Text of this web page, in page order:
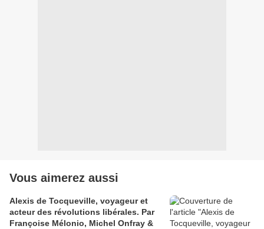
Vous aimerez aussi
Alexis de Tocqueville, voyageur et
acteur des révolutions libérales. Par
Françoise Mélonio, Michel Onfray &